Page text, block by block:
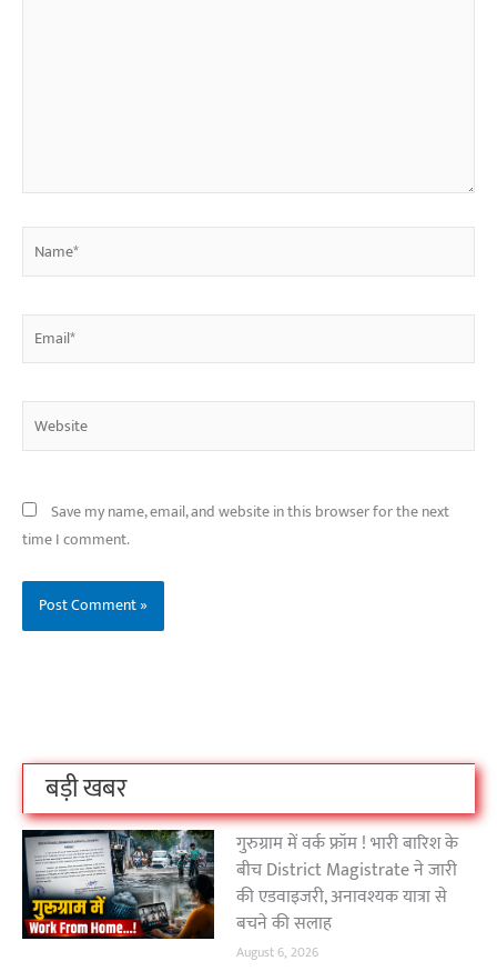
Save my name, email, and website in this browser for the next
time I comment.
बड़ी खबर
गुरुग्राम में वर्क फ्रॉम ! भारी बारिश के
बीच District Magistrate ने जारी
की एडवाइजरी, अनावश्यक यात्रा से
बचने की सलाह
August 6, 2026